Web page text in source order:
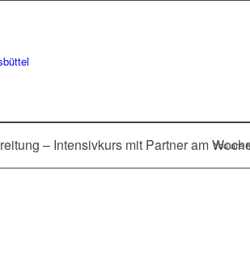
– Intensivkurs mit Partner am You are